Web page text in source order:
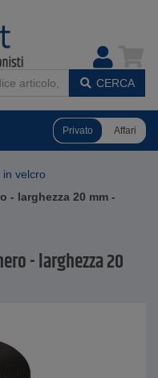
CERCA
Privato Affari
in velcro
- larghezza 20 mm -
- larghezza 20